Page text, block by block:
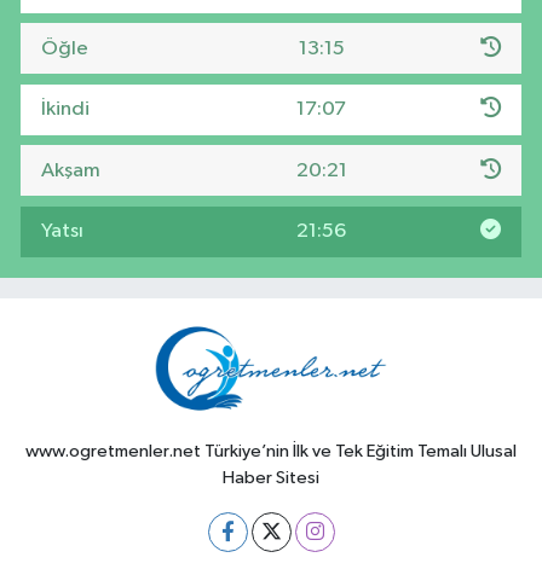
Öğle 13:15
İkindi 17:07
Akşam 20:21
Yatsı 21:56
www.ogretmenler.net Türkiye’nin İlk ve Tek Eğitim Temalı Ulusal
Haber Sitesi